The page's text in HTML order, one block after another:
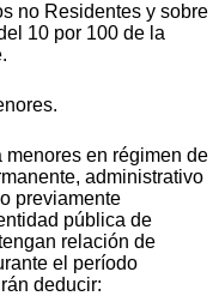
no Residentes y sobre
10 por 100 de la
menores en régimen de
administrativo
previamente
pública de
relación de
el período
deducir: